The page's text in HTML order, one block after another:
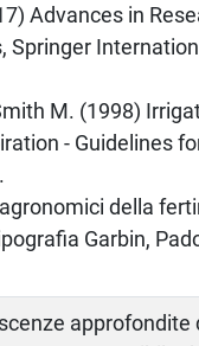
Advances in
M. (1998)
- Guidelines
della
Garbin,
approfondite